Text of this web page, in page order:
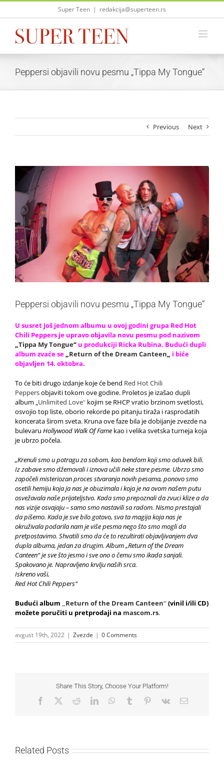
Skip
Super Teen | redakcija@superteen.rs
Peppersi objavili novu pesmu „Tippa My Tongue“
Previous Next
View
Larger
Image
Peppersi objavili novu pesmu „Tippa My Tongue“
U susret još jednom albumu u ovoj godini grupa Red Hot
Chili Peppers je upravo objavila novu pesmu pod nazivom
„Tippa My Tongue“ u produkciji Ricka Rubina. Budući dupli
album zvaće se „Return of the Dream Canteen„ i biće
objavljen 14. oktobra.
To će biti drugo izdanje koje će bend Red Hot Chili
Peppersobjaviti tokom ove godine. Proletos je izašao dupli
album „Unlimited Love“ kojim se RHCP vratio brzinom svetlosti,
osvojio top liste, oborio rekorde po pitanju tiraža i rasprodatih
koncerata širom sveta. Kruna ove faze bila je dobijanje zvezde na
bulevaru Hollywood Walk Of Fame kao i velika svetska turneja koja
je ubrzo počela.
„Krenuli smo u potragu za sobom, kao bendom koji smo oduvek bili.
Iz zabave smo džemovali i iznova učili neke stare pesme. Ubrzo smo
započeli misteriozan proces stvaranja novih pesama, ponovo smo
osetili hemiju koja ja nas je obuzimala i koja je na ovom našem putu
osvežavala naše prijateljstvo. Kada smo prepoznali da zvuci klize a da
nas vizije osvajaju – samo smo nastavili sa radom. Nismo prestajali
da pišemo. Kada je sve bilo gotovo, sva ta magija koja nas je
okruživala podarila nam je više pesma nego što smo mogli da
pretpostavimo. Shvatili smo da će to rezultirati objavljivanjem dva
dupla albuma, jedan za drugim. Album „Return of the Dream
Canteen“ je sve što jesmo i sve ono o čemu smo ikada sanjali.
Spakovano je. Napravljeno krvlju naših srca.
Iskreno vaši,
Red Hot Chili Peppers“
Budući album „Return of the Dream Canteen“(vinil i/ili CD)
možete poručiti u pretprodaji na mascom.rs.
avgust 19th, 2022 | Zvezde | 0 Comments
Share This Story, Choose Your Platform!
Facebook RedditLinkedInWhatsApp
Tumblr Pinterest
Vk Email
Related Posts